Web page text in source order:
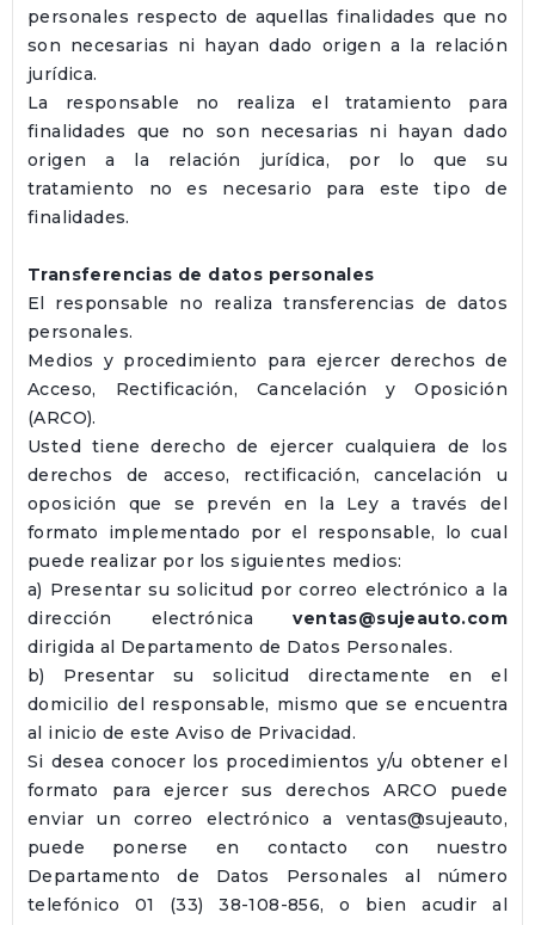
personales respecto de aquellas finalidades que no
son necesarias ni hayan dado origen a la relación
jurídica.
La responsable no realiza el tratamiento para
finalidades que no son necesarias ni hayan dado
origen a la relación jurídica, por lo que su
tratamiento no es necesario para este tipo de
finalidades.
Transferencias de datos personales
El responsable no realiza transferencias de datos
personales.
Medios y procedimiento para ejercer derechos de
Acceso, Rectificación, Cancelación y Oposición
(ARCO).
Usted tiene derecho de ejercer cualquiera de los
derechos de acceso, rectificación, cancelación u
oposición que se prevén en la Ley a través del
formato implementado por el responsable, lo cual
puede realizar por los siguientes medios:
a) Presentar su solicitud por correo electrónico a la
dirección electrónicaventas@sujeauto.com
dirigida al Departamento de Datos Personales.
b) Presentar su solicitud directamente en el
domicilio del responsable, mismo que se encuentra
al inicio de este Aviso de Privacidad.
Si desea conocer los procedimientos y/u obtener el
formato para ejercer sus derechos ARCO puede
enviar un correo electrónico a ventas@sujeauto,
puede ponerse en contacto con nuestro
Departamento de Datos Personales al número
telefónico 01 (33) 38-108-856, o bien acudir al